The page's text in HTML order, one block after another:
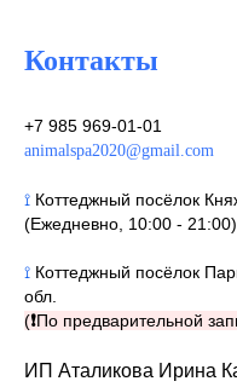
Контакты
+7 985 969-01-01
animalspa2020@gmail.com
⟟ Коттеджный посёлок
(Ежедневно, 10:00 - 21:00)
⟟ Коттеджный посёлок
обл.
(❗По предварительной
ИП Аталикова Ирина